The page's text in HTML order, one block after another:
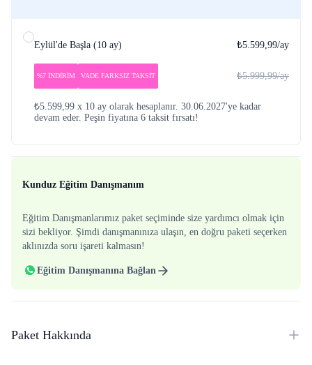
Eylül'de Başla (10 ay) ₺5.599,99/ay
%7 İNDİRİM VADE FARKSIZ TAKSİT ₺5.999,99/ay
₺5.599,99 x 10 ay olarak hesaplanır. 30.06.2027'ye kadar
devam eder. Peşin fiyatına 6 taksit fırsatı!
Kunduz Eğitim Danışmanım
Eğitim Danışmanlarımız paket seçiminde size yardımcı olmak için
sizi bekliyor. Şimdi danışmanınıza ulaşın, en doğru paketi seçerken
aklınızda soru işareti kalmasın!
Eğitim Danışmanına Bağlan
Paket Hakkında